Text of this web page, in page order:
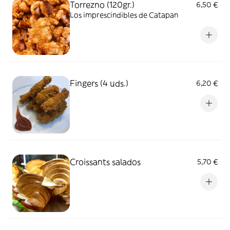
Torrezno (120gr.)
6,50 €
Los imprescindibles de Catapan
Fingers (4 uds.) 6,20 €
Croissants salados 5,70 €